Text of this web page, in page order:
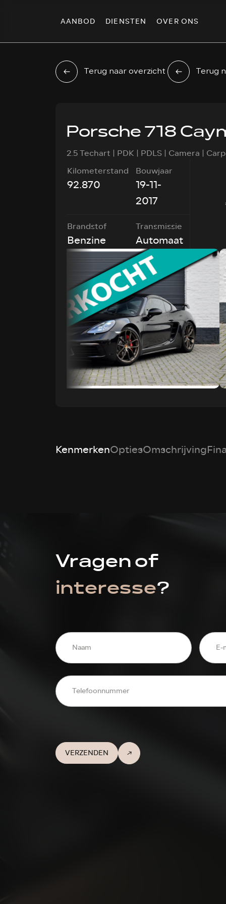
AANBOD DIENSTEN OVER ONS
Terug naar overzicht Terug
Porsche 718
2.5 Techart | PDK | PDLS | Camera |
Kilometerstand
92.870
Bouwjaar
19-11-
2017
Brandstof
Benzine
Transmissie
Automaat
KenmerkenOptiesOmschrijving
Vragen of
interesse?
VERZENDEN